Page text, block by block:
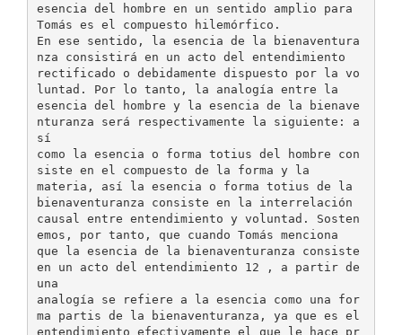
esencia del hombre en un sentido amplio para
Tomás es el compuesto hilemórfico.
En ese sentido, la esencia de la bienaventura
nza consistirá en un acto del entendimiento
rectificado o debidamente dispuesto por la vo
luntad. Por lo tanto, la analogía entre la
esencia del hombre y la esencia de la bienave
nturanza será respectivamente la siguiente: a
sí
como la esencia o forma totius del hombre con
siste en el compuesto de la forma y la
materia, así la esencia o forma totius de la
bienaventuranza consiste en la interrelación
causal entre entendimiento y voluntad. Sosten
emos, por tanto, que cuando Tomás menciona
que la esencia de la bienaventuranza consiste
en un acto del entendimiento 12 , a partir de
una
analogía se refiere a la esencia como una for
ma partis de la bienaventuranza, ya que es el
entendimiento efectivamente el que le hace pr